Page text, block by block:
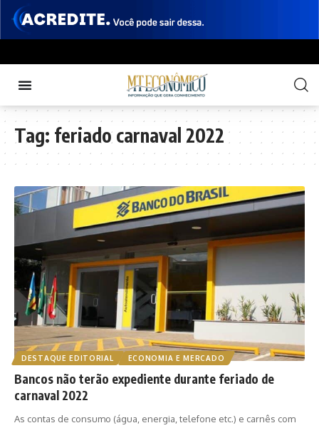
Tag: feriado carnaval 2022
DESTAQUE EDITORIAL ECONOMIA E MERCADO
Bancos não terão expediente durante feriado de
carnaval 2022
As contas de consumo (água, energia, telefone etc.) e carnês com